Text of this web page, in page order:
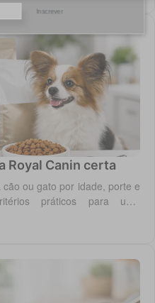
Inscrever
Royal Canin certa
ou gato por idade, porte e
práticos para uma